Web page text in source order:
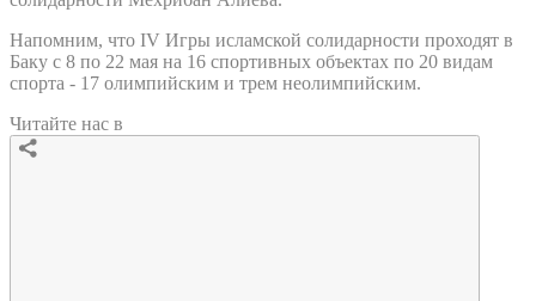
Напомним, что IV Игры исламской солидарности проходят в
Баку с 8 по 22 мая на 16 спортивных объектах по 20 видам
спорта - 17 олимпийским и трем неолимпийским.
Читайте нас в